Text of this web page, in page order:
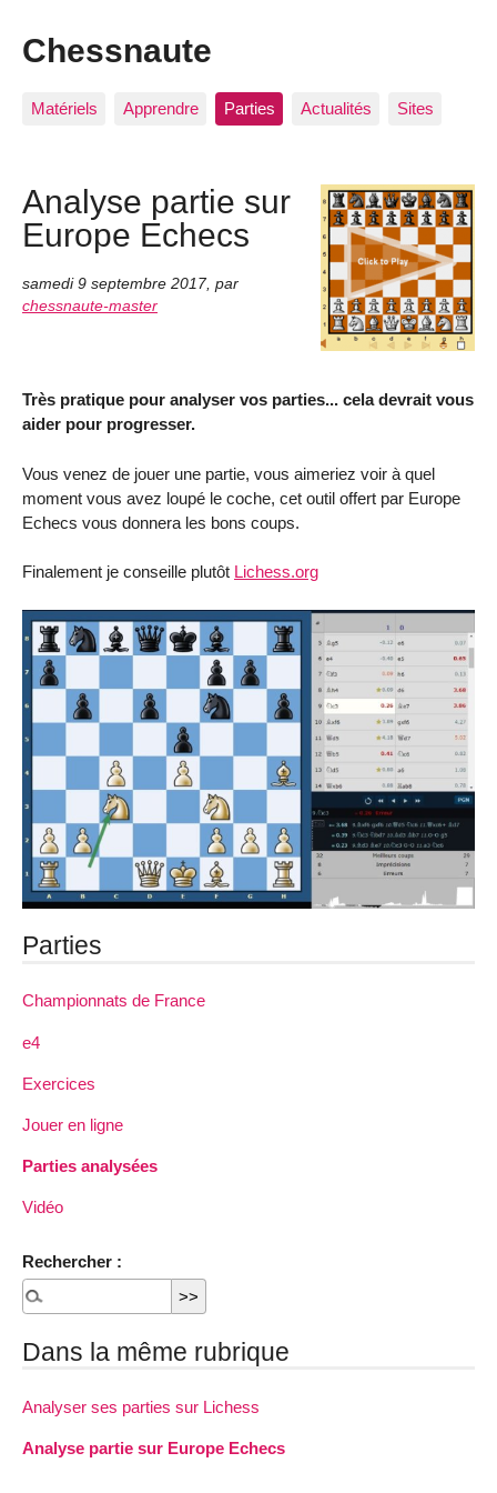
Chessnaute
Matériels Apprendre Parties Actualités Sites
Analyse partie sur
Europe Echecs
samedi 9 septembre 2017, par
chessnaute-master
Très pratique pour analyser vos parties... cela devrait vous
aider pour progresser.
Vous venez de jouer une partie, vous aimeriez voir à quel
moment vous avez loupé le coche, cet outil offert par Europe
Echecs vous donnera les bons coups.
Finalement je conseille plutôt Lichess.org
Parties
Championnats de France
e4
Exercices
Jouer en ligne
Parties analysées
Vidéo
Rechercher :
Dans la même rubrique
Analyser ses parties sur Lichess
Analyse partie sur Europe Echecs